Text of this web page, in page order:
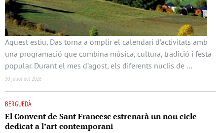
Aquest estiu, Das torna a omplir el calendari d’activitats amb
una programació que combina música, cultura, tradició i festa
popular. Durant el mes d’agost, els diferents nuclis de …
30 juliol del 2026
BERGUEDÀ
El Convent de Sant Francesc estrenarà un nou cicle
dedicat a l’art contemporani